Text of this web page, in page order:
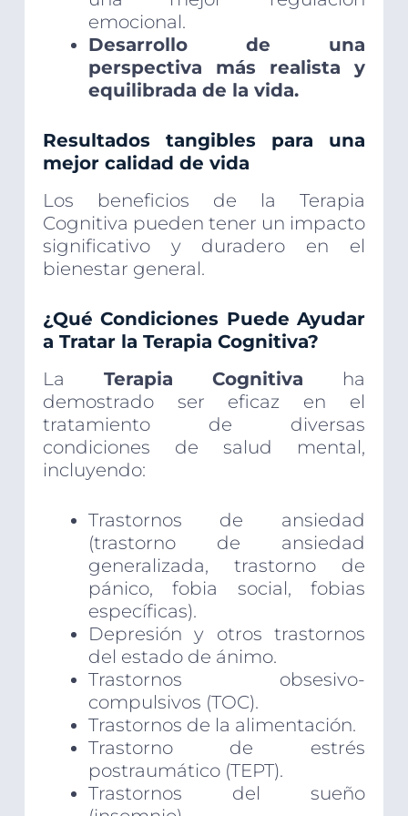
emocional.
Desarrollo de una
perspectiva más realista y
equilibrada de la vida.
Resultados tangibles para una
mejor calidad de vida
Los beneficios de la Terapia
Cognitiva pueden tener un impacto
significativo y duradero en el
bienestar general.
¿Qué Condiciones Puede Ayudar
a Tratar la Terapia Cognitiva?
La Terapia Cognitiva ha
demostrado ser eficaz en el
tratamiento de diversas
condiciones de salud mental,
incluyendo:
Trastornos de ansiedad
(trastorno de ansiedad
generalizada, trastorno de
pánico, fobia social, fobias
específicas).
Depresión y otros trastornos
del estado de ánimo.
Trastornos obsesivo-
compulsivos (TOC).
Trastornos de la alimentación.
Trastorno de estrés
postraumático (TEPT).
Trastornos del sueño